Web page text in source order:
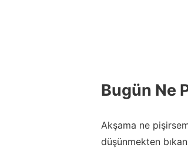
Bugün Ne
Akşama ne
düşünmekten